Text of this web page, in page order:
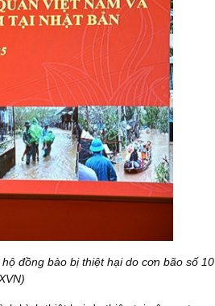
đồng bào bị thiệt hại do cơn bão số 10